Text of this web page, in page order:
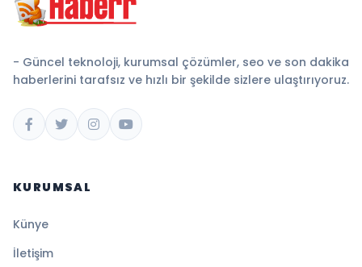
- Güncel teknoloji, kurumsal çözümler, seo ve son dakika
haberlerini tarafsız ve hızlı bir şekilde sizlere ulaştırıyoruz.
KURUMSAL
Künye
İletişim